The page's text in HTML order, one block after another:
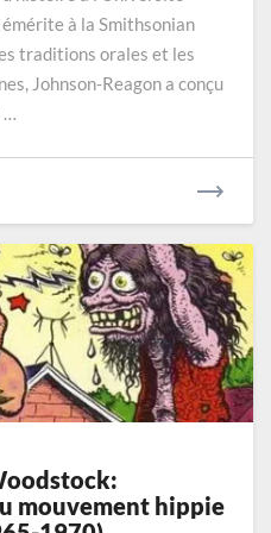
à la Smithsonian
traditions orales et les
Johnson-Reagon a conçu
…
mouvement hippie